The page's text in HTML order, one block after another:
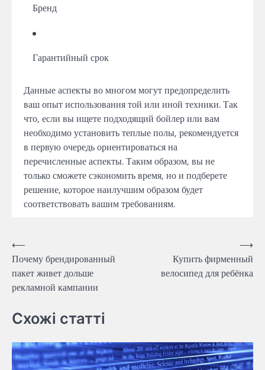
Бренд
Гарантийный срок
Данные аспекты во многом могут предопределить
ваш опыт использования той или иной техники. Так
что, если вы ищете подходящий бойлер или вам
необходимо установить теплые полы, рекомендуется
в первую очередь ориентироваться на
перечисленные аспекты. Таким образом, вы не
только сможете сэкономить время, но и подберете
решение, которое наилучшим образом будет
соответствовать вашим требованиям.
Навигация
по
записям
⟵
Почему брендированный
пакет живет дольше
рекламной кампании
Купить фирменный
велосипед для ребёнка
⟶
Схожі статті